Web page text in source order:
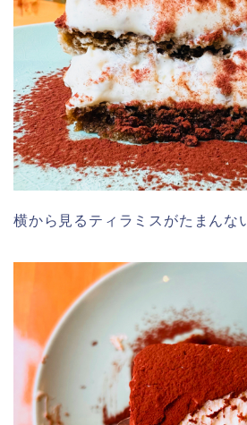
横から見るティラミスがたまんな